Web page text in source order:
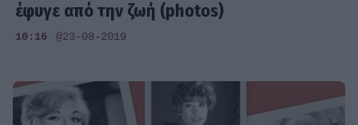
έφυγε από την ζωή (photos)
10:16 @23-08-2019